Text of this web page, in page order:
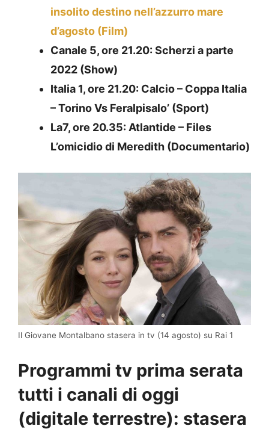
insolito destino nell’azzurro mare
d’agosto (Film)
Canale 5, ore 21.20: Scherzi a parte
2022 (Show)
Italia 1, ore 21.20: Calcio – Coppa Italia
– Torino Vs Feralpisalo’ (Sport)
La7, ore 20.35: Atlantide – Files
L’omicidio di Meredith (Documentario)
Il Giovane Montalbano stasera in tv (14 agosto) su Rai 1
Programmi tv prima serata
tutti i canali di oggi
(digitale terrestre): stasera